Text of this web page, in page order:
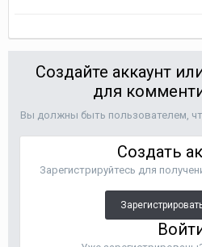
Создайте аккаунт
для
Вы должны быть пользователем,
Создать
Зарегистрируйтесь для